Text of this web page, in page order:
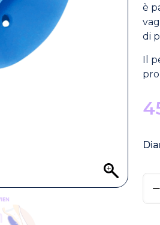
è
di
Il